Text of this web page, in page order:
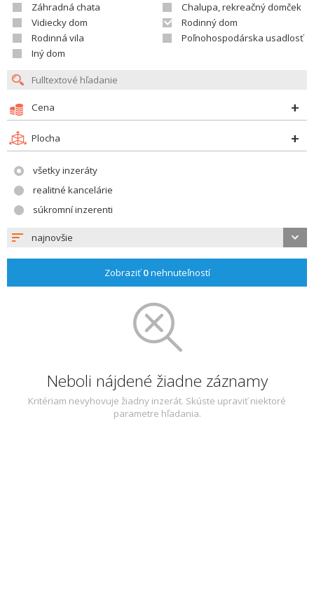
Záhradná chata
Chalupa, rekreačný domček
Vidiecky dom
Rodinný dom
Rodinná vila
Poľnohospodárska usadlosť
Iný dom
Cena
Plocha
všetky inzeráty
realitné kancelárie
súkromní inzerenti
najnovšie
Zobraziť0nehnuteľností
Neboli nájdené žiadne záznamy
Kritériam nevyhovuje žiadny inzerát. Skúste upraviť niektoré
parametre hľadania.